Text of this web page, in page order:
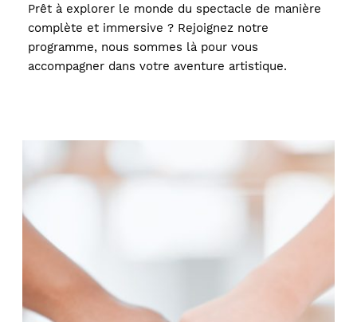
Prêt à explorer le monde du spectacle de manière
complète et immersive ? Rejoignez notre
programme, nous sommes là pour vous
accompagner dans votre aventure artistique.